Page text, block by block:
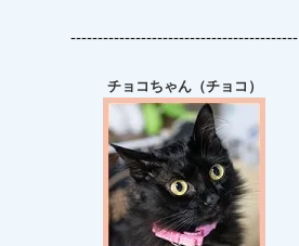
------------------------------------------
チョコちゃん（チョコ）